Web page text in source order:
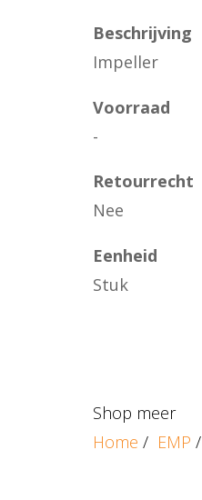
Beschrijving
Impeller
Voorraad
-
Retourrecht
Nee
Eenheid
Stuk
Shop meer
Home / EMP /